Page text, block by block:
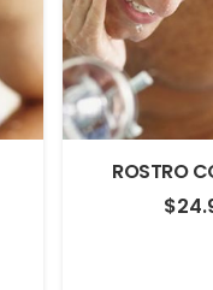
ROSTRO
$